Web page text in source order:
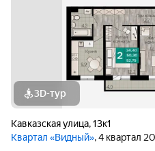
3D-тур
Кавказская улица,13к1
Квартал «Видный», 4 квартал